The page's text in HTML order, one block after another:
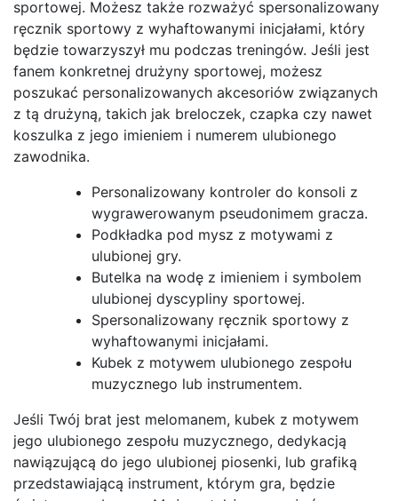
sportowej. Możesz także rozważyć spersonalizowany
ręcznik sportowy z wyhaftowanymi inicjałami, który
będzie towarzyszył mu podczas treningów. Jeśli jest
fanem konkretnej drużyny sportowej, możesz
poszukać personalizowanych akcesoriów związanych
z tą drużyną, takich jak breloczek, czapka czy nawet
koszulka z jego imieniem i numerem ulubionego
zawodnika.
Personalizowany kontroler do konsoli z
wygrawerowanym pseudonimem gracza.
Podkładka pod mysz z motywami z
ulubionej gry.
Butelka na wodę z imieniem i symbolem
ulubionej dyscypliny sportowej.
Spersonalizowany ręcznik sportowy z
wyhaftowanymi inicjałami.
Kubek z motywem ulubionego zespołu
muzycznego lub instrumentem.
Jeśli Twój brat jest melomanem, kubek z motywem
jego ulubionego zespołu muzycznego, dedykacją
nawiązującą do jego ulubionej piosenki, lub grafiką
przedstawiającą instrument, którym gra, będzie